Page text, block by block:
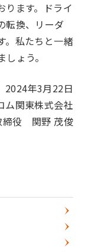
ります。ドライ
転換、リーダ
。私たちと一緒
ょう。
2024年3月22日
ム関東株式会社
締役 関野 茂俊